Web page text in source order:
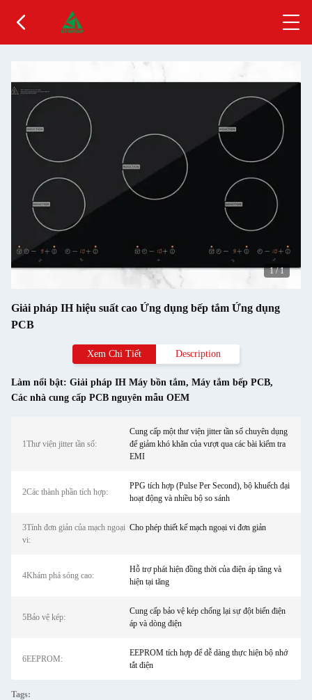
1/1
Giải pháp IH hiệu suất cao Ứng dụng bếp tắm Ứng dụng
PCB
Xem Chi Tiết Description
Làm nổi bật: Giải pháp IH Máy bồn tắm, Máy tắm bếp PCB,
Các nhà cung cấp PCB nguyên mẫu OEM
1Thư viện jitter tần số:
Cung cấp một thư viện jitter tần số chuyên dụng
để giảm khó khăn của vượt qua các bài kiểm tra
EMI
2Các thành phần tích hợp:
PPG tích hợp (Pulse Per Second), bộ khuếch đại
hoạt động và nhiều bộ so sánh
3Tính đơn giản của mạch ngoại
vi:
Cho phép thiết kế mạch ngoại vi đơn giản
4Khám phá sóng cao:
Hỗ trợ phát hiện đồng thời của điện áp tăng và
hiện tại tăng
5Bảo vệ kép:
Cung cấp bảo vệ kép chống lại sự đột biến điện
áp và dòng điện
6EEPROM:
EEPROM tích hợp để dễ dàng thực hiện bộ nhớ
tắt điện
Tags: